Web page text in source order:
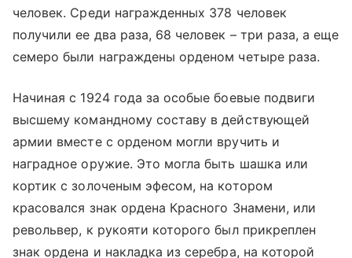
человек. Среди награжденных 378 человек
получили ее два раза, 68 человек – три раза, а еще
семеро были награждены орденом четыре раза.
Начиная с 1924 года за особые боевые подвиги
высшему командному составу в действующей
армии вместе с орденом могли вручить и
наградное оружие. Это могла быть шашка или
кортик с золоченым эфесом, на котором
красовался знак ордена Красного Знамени, или
револьвер, к рукояти которого был прикреплен
знак ордена и накладка из серебра, на которой